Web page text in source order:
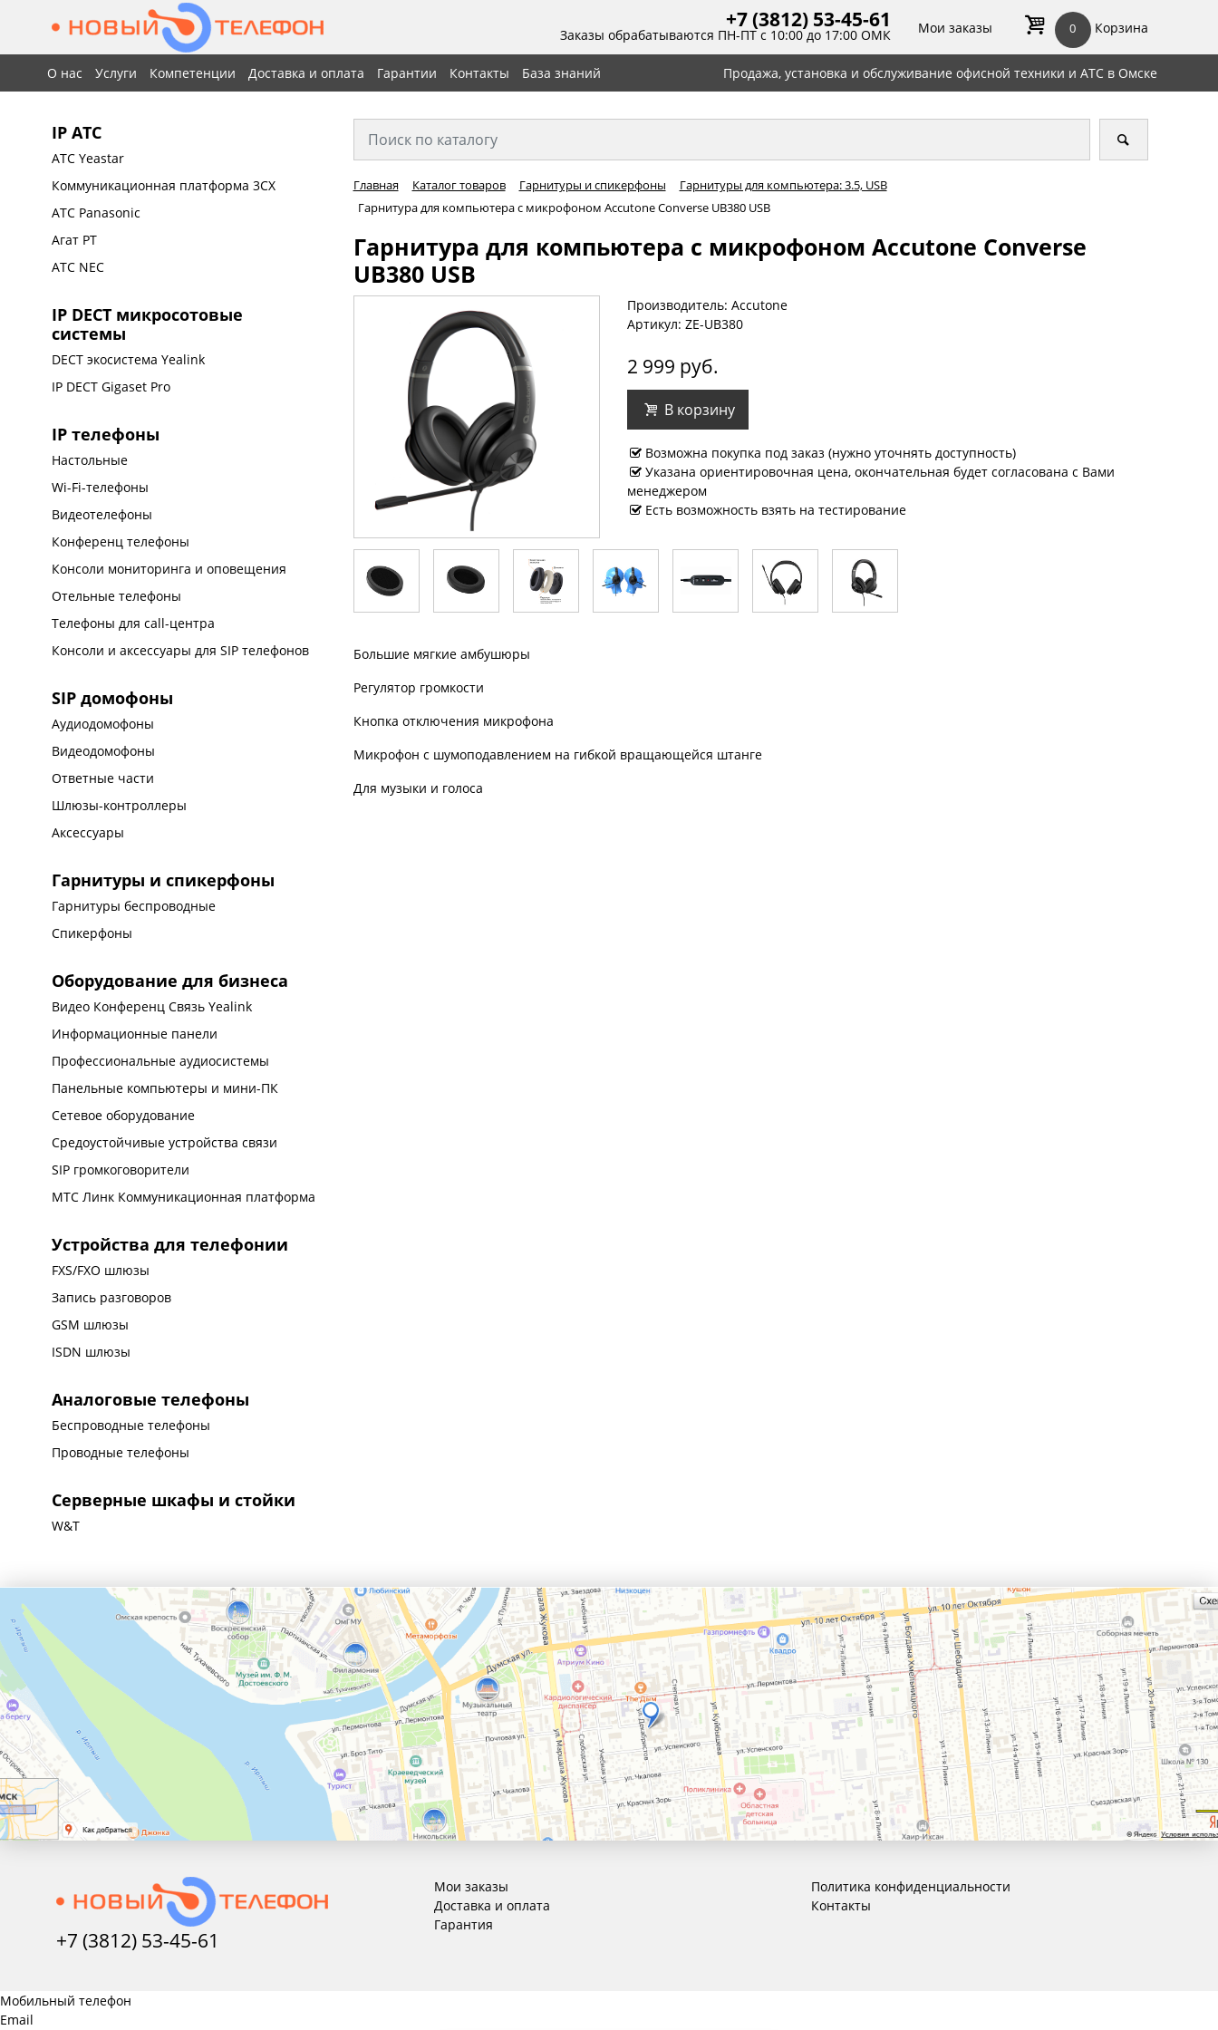
+7 (3812) 53-45-61
Заказы обрабатываются ПН-ПТ с 10:00 до 17:00 ОМК Мои заказы 0 Корзина
О нас Услуги Компетенции Доставка и оплата Гарантии Контакты База знаний Продажа, установка и обслуживание офисной техники и АТС в Омске
IP АТС
АТС Yeastar
Коммуникационная платформа 3CX
АТС Panasonic
Агат РТ
АТС NEC
IP DECT микросотовые
системы
DECT экосистема Yealink
IP DECT Gigaset Pro
IP телефоны
Настольные
Wi-Fi-телефоны
Видеотелефоны
Конференц телефоны
Консоли мониторинга и оповещения
Отельные телефоны
Телефоны для call-центра
Консоли и аксессуары для SIP телефонов
SIP домофоны
Аудиодомофоны
Видеодомофоны
Ответные части
Шлюзы-контроллеры
Аксессуары
Гарнитуры и спикерфоны
Гарнитуры беспроводные
Спикерфоны
Оборудование для бизнеса
Видео Конференц Связь Yealink
Информационные панели
Профессиональные аудиосистемы
Панельные компьютеры и мини-ПК
Сетевое оборудование
Средоустойчивые устройства связи
SIP громкоговорители
МТС Линк Коммуникационная платформа
Устройства для телефонии
FXS/FXO шлюзы
Запись разговоров
GSM шлюзы
ISDN шлюзы
Аналоговые телефоны
Беспроводные телефоны
Проводные телефоны
Серверные шкафы и стойки
W&T
Главная Каталог товаров Гарнитуры и спикерфоны
Гарнитуры для компьютера: 3.5, USB
Гарнитура для компьютера с микрофоном Accutone Converse UB380 USB
Гарнитура для компьютера с микрофоном Accutone Converse
UB380 USB
Производитель: Accutone
Артикул: ZE-UB380
2 999 руб.
В корзину
Возможна покупка под заказ (нужно уточнять доступность)
Указана ориентировочная цена, окончательная будет согласована с Вами
менеджером
Есть возможность взять на тестирование
Большие мягкие амбушюры
Регулятор громкости
Кнопка отключения микрофона
Микрофон с шумоподавлением на гибкой вращающейся штанге
Для музыки и голоса
+7 (3812) 53-45-61
Мои заказы
Доставка и оплата
Гарантия
Политика конфиденциальности
Контакты
Мобильный телефон
Email